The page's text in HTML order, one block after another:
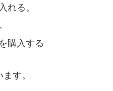
れる。
購入する
す。